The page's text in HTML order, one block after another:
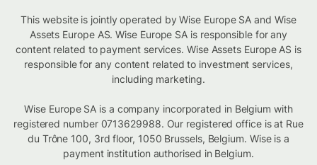
This website is jointly operated by Wise Europe SA and Wise
Assets Europe AS. Wise Europe SA is responsible for any
content related to payment services. Wise Assets Europe AS is
responsible for any content related to investment services,
including marketing.
Wise Europe SA is a company incorporated in Belgium with
registered number 0713629988. Our registered office is at Rue
du Trône 100, 3rd floor, 1050 Brussels, Belgium. Wise is a
payment institution authorised in Belgium.